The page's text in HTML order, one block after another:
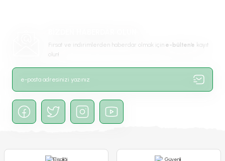
Gönder
Poliwork Akasya Tekli Kolay Askı Pembe Saksı - 1,50 L
Fırsat ve indirimlerden haberdar olmak için e-bülten’e kayıt
olun!